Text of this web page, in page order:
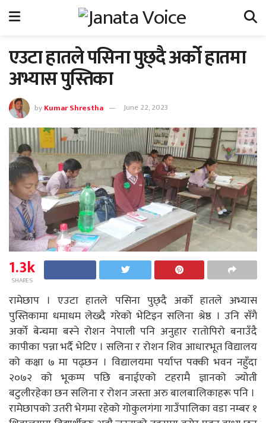
एउटा हातले पसिना पुछ्दै अर्को हातमा
अभ्यास पुस्तिका
byKumar Shrestha June 22, 2023
1.3k
SHARES
रामेछाप । एउटा हातले पसिना पुछ्दै अर्को हातले अभ्यास
पुस्तिकामा धमाधम लेख्दै गरेको भेटिइन सलिना श्रेष्ठ । उनि सँगै
अर्को बेन्चमा बस्ने रोशन नेपाली पनि अनुहार रातोपिरो बनाउँदै
कापीका पन्ना भर्दै भेटिए । सलिना र रोशन शिव आधारभूत विद्यालय
को कक्षा ७ मा पढ्छन । विद्यालयमा पर्याप्त पक्की भवन नहुँदा
२०७२ को भूकम्प पछि बनाईएको टहरामै ज्ञानको ज्योती
बटुलीरहेका छन सलिना र रोशन जस्ता अरु बालबालिकाहरू पनि ।
रामेछापको उतरी भेगमा रहेको गोकुलगंगा गाउँपालिका वडा नम्बर १